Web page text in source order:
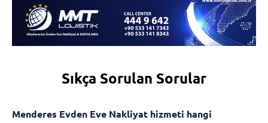
Sıkça Sorulan Sorular
Menderes Evden Eve Nakliyat hizmeti hangi